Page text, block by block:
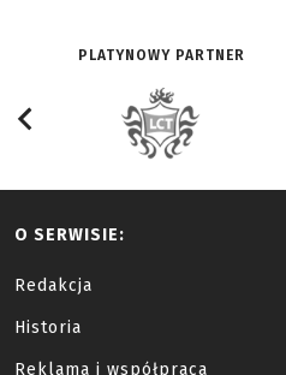
PLATYNOWY PARTNER
O SERWISIE:
Redakcja
Historia
Reklama i współpraca